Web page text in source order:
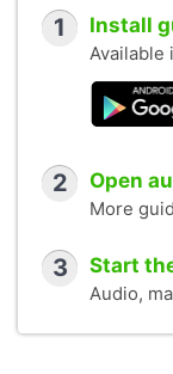
1 Install
Available
2 Open
More
3 Start
Audio,